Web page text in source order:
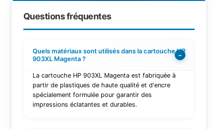
Questions fréquentes
Quels matériaux sont utilisés dans la cartouche HP
903XL Magenta ?
−
La cartouche HP 903XL Magenta est fabriquée à
partir de plastiques de haute qualité et d'encre
spécialement formulée pour garantir des
impressions éclatantes et durables.